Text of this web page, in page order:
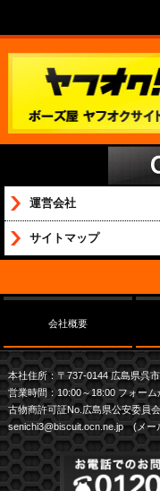
運営会社
サイトマップ
会社概要
本社住所：〒737-0144 広島県呉
営業時間：10:00～18:00 フォー
古物商許可証No.広島県公安委員
senichi3@biscuit.ocn.ne.jp (メー